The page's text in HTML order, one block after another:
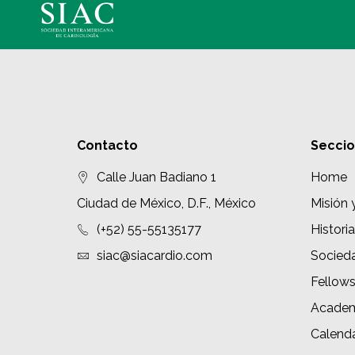
Contacto
Calle Juan Badiano 1
Ciudad de México, D.F., México
(+52) 55-55135177
siac@siacardio.com
Home
Misión
Historia
Fellows